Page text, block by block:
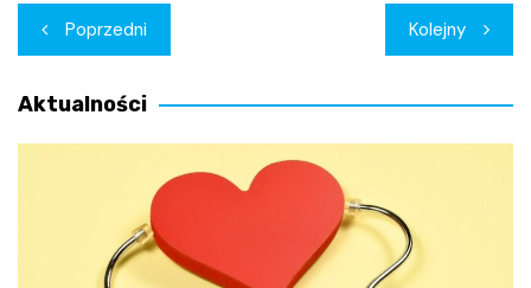
Nawigacja
wpisu
Poprzedni Kolejny
Aktualności